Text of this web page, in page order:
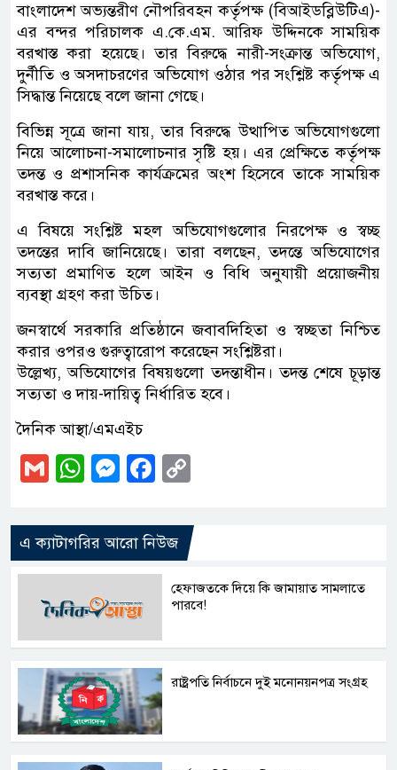
বাংলাদেশ অভ্যন্তরীণ নৌপরিবহন কর্তৃপক্ষ (বিআইডব্লিউটিএ)-
এর বন্দর পরিচালক এ.কে.এম. আরিফ উদ্দিনকে সাময়িক
বরখাস্ত করা হয়েছে। তার বিরুদ্ধে নারী-সংক্রান্ত অভিযোগ,
দুর্নীতি ও অসদাচরণের অভিযোগ ওঠার পর সংশ্লিষ্ট কর্তৃপক্ষ এ
সিদ্ধান্ত নিয়েছে বলে জানা গেছে।
বিভিন্ন সূত্রে জানা যায়, তার বিরুদ্ধে উত্থাপিত অভিযোগগুলো
নিয়ে আলোচনা-সমালোচনার সৃষ্টি হয়। এর প্রেক্ষিতে কর্তৃপক্ষ
তদন্ত ও প্রশাসনিক কার্যক্রমের অংশ হিসেবে তাকে সাময়িক
বরখাস্ত করে।
এ বিষয়ে সংশ্লিষ্ট মহল অভিযোগগুলোর নিরপেক্ষ ও স্বচ্ছ
তদন্তের দাবি জানিয়েছে। তারা বলছেন, তদন্তে অভিযোগের
সত্যতা প্রমাণিত হলে আইন ও বিধি অনুযায়ী প্রয়োজনীয়
ব্যবস্থা গ্রহণ করা উচিত।
জনস্বার্থে সরকারি প্রতিষ্ঠানে জবাবদিহিতা ও স্বচ্ছতা নিশ্চিত
করার ওপরও গুরুত্বারোপ করেছেন সংশ্লিষ্টরা।
উল্লেখ্য, অভিযোগের বিষয়গুলো তদন্তাধীন। তদন্ত শেষে চূড়ান্ত
সত্যতা ও দায়-দায়িত্ব নির্ধারিত হবে।
দৈনিক আস্থা/এমএইচ
GmailWhatsApp
Messenger
Facebook
এ ক্যাটাগরির আরো নিউজ
হেফাজতকে দিয়ে কি জামায়াত সামলাতে
পারবে!
রাষ্ট্রপতি নির্বাচনে দুই মনোনয়নপত্র সংগ্রহ